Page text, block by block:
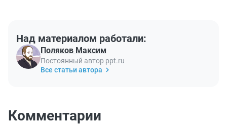
Над материалом работали:
Поляков Максим
Постоянный автор ppt.ru
Все статьи автора
Комментарии